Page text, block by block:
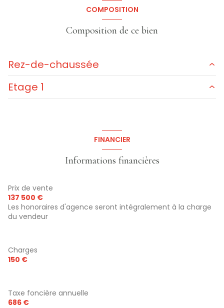
COMPOSITION
Composition de ce bien
Rez-de-chaussée
entrée
garage
cave
18 m²
Etage 1
WC
salle de bain
bureau
FINANCIER
Informations financières
Prix de vente
137 500 €
Les honoraires d'agence seront intégralement à la charge
du vendeur
Charges
150 €
Taxe foncière annuelle
686 €